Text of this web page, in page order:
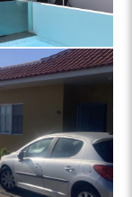
Dachterrasse